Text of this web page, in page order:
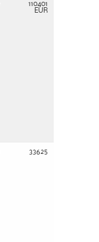
110401
EUR
33625